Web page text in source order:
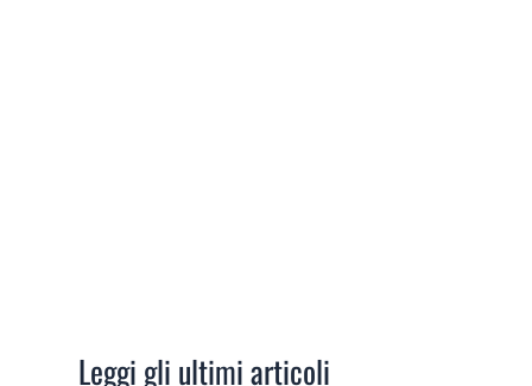
Leggi gli ultimi articoli